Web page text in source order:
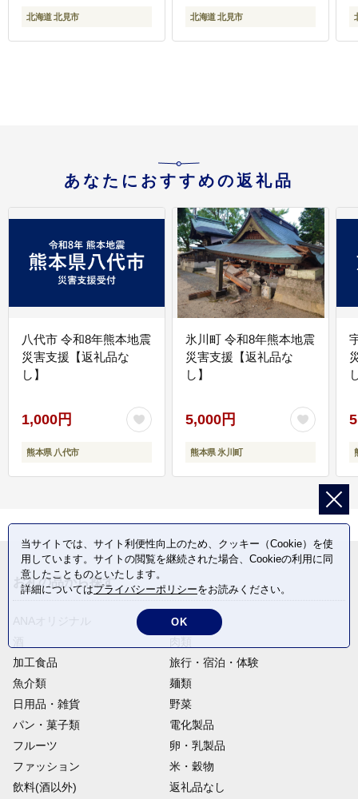
一 )【002-0009-2026】
北海道 北見市
いも 北海道 セット ふる
2026】
北海道 北見市
あなたにおすすめの返礼品
八代市 令和8年熊本地震
災害支援【返礼品な
し】
1,000円
熊本県 八代市
氷川町 令和8年熊本地震
災害支援【返礼品な
し】
5,000円
熊本県 氷川町
お礼の品から探す
定期便
加工食品
旅行・宿泊・体験
魚介類
麺類
日用品・雑貨
野菜
パン・菓子類
電化製品
フルーツ
卵・乳製品
ファッション
米・穀物
飲料(酒以外)
返礼品なし
当サイトでは、サイト利便性向上のため、クッキー（Cookie）を使
用しています。サイトの閲覧を継続された場合、Cookieの利用に同
意したことものといたします。
詳細についてはプライバシーポリシーをお読みください。
OK